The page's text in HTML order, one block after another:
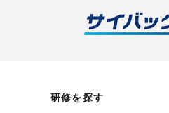
研修を探す